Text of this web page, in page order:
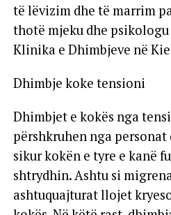
të lëvizim dhe të marrim
thotë mjeku dhe
Klinika e Dhimbjeve në
Dhimbje koke tensioni
Dhimbjet e kokës nga
përshkruhen nga personat
sikur kokën e tyre e kanë
shtrydhin. Ashtu si
ashtuquajturat llojet